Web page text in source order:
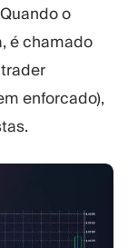
o
é chamado
enforcado),